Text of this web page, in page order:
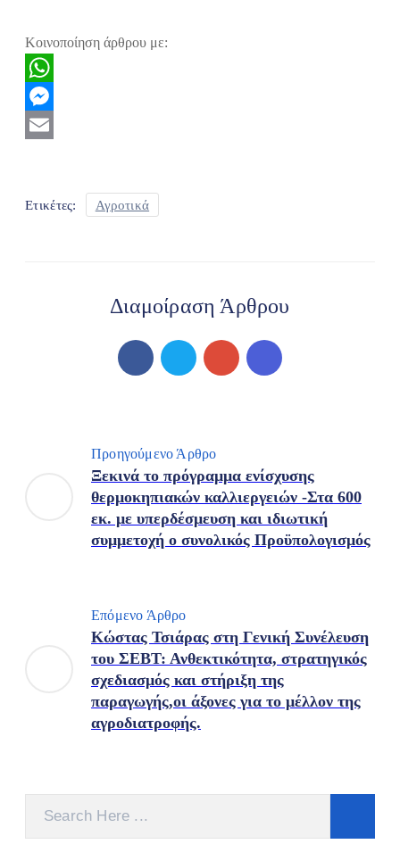
Κοινοποίηση άρθρου με:
WhatsApp
Messenger
Ετικέτες: Αγροτικά
Διαμοίραση Άρθρου
Προηγούμενο Άρθρο
Ξεκινά το πρόγραμμα ενίσχυσης
θερμοκηπιακών καλλιεργειών -Στα 600
εκ. με υπερδέσμευση και ιδιωτική
συμμετοχή ο συνολικός Προϋπολογισμός
Επόμενο Άρθρο
Κώστας Τσιάρας στη Γενική Συνέλευση
του ΣΕΒΤ: Ανθεκτικότητα, στρατηγικός
σχεδιασμός και στήριξη της
παραγωγής,οι άξονες για το μέλλον της
αγροδιατροφής.